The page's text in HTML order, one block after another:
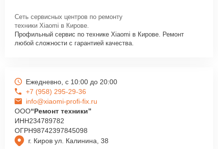
Сеть сервисных центров по ремонту
техники Xiaomi в Кирове.
Профильный сервис по технике Xiaomi в Кирове. Ремонт
любой сложности с гарантией качества.
г. Киров ул. Калинина, 38
Ежедневно, с 10:00 до 20:00
+7 (958) 295-29-36
info@xiaomi-profi-fix.ru
ООО“Ремонт техники”
ИНН234789782
ОГРН98742397845098